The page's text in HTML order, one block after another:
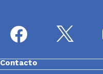
Contacto